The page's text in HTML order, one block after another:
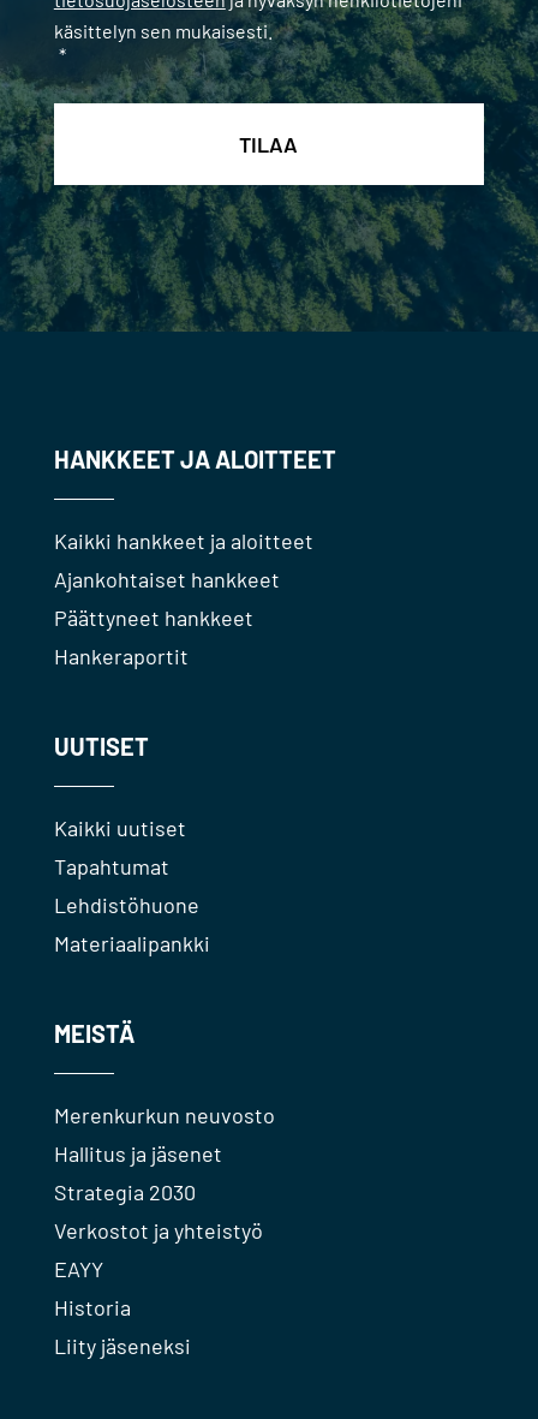
käsittelyn sen mukaisesti.
*
HANKKEET JA ALOITTEET
Kaikki hankkeet ja aloitteet
Ajankohtaiset hankkeet
Päättyneet hankkeet
Hankeraportit
UUTISET
Kaikki uutiset
Tapahtumat
Lehdistöhuone
Materiaalipankki
MEISTÄ
Merenkurkun neuvosto
Hallitus ja jäsenet
Strategia 2030
Verkostot ja yhteistyö
EAYY
Historia
Liity jäseneksi